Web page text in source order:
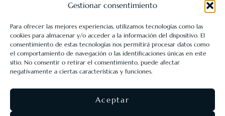
Gestionar consentimiento
Para ofrecer las mejores experiencias, utilizamos tecnologías como las
cookies para almacenar y/o acceder a la información del dispositivo. El
consentimiento de estas tecnologías nos permitirá procesar datos como
el comportamiento de navegación o las identificaciones únicas en este
sitio. No consentir o retirar el consentimiento, puede afectar
negativamente a ciertas características y funciones.
Aceptar
LIBRERÍA UNIVERSITARIA LEÓN 1980 SLL ha sido beneficiaria
de Fondos Europeos, cuyo objetivo es la mejora de la
competitividad de las PYMES, y gracias al cual ha puesto en
marcha un Plan de Acción con el objetivo de reforzar la
digitalización y la competitividad de las pymes durante el año
2025. Para ello ha contado con el apoyo del Programa Pyme